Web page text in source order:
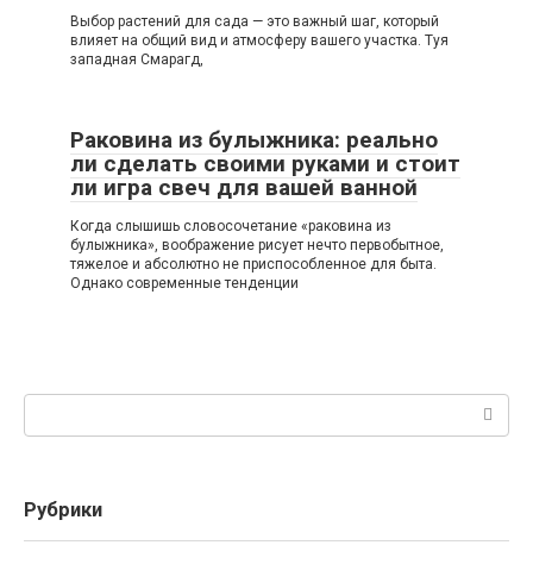
Выбор растений для сада — это важный шаг, который
влияет на общий вид и атмосферу вашего участка. Туя
западная Смарагд,
Раковина из булыжника: реально
ли сделать своими руками и стоит
ли игра свеч для вашей ванной
Когда слышишь словосочетание «раковина из
булыжника», воображение рисует нечто первобытное,
тяжелое и абсолютно не приспособленное для быта.
Однако современные тенденции
Рубрики